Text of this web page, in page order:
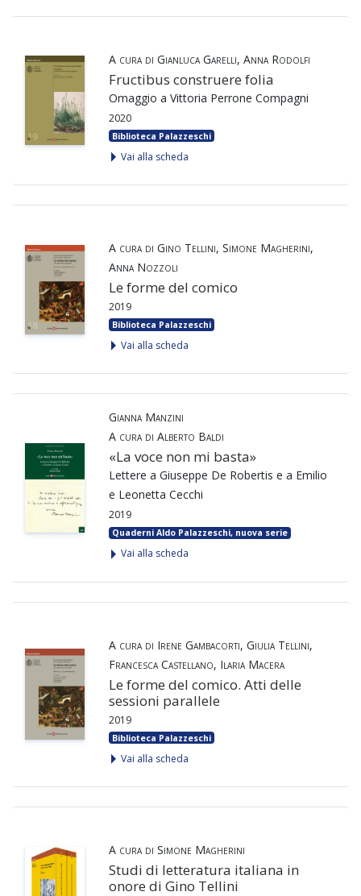
A cura di Gianluca Garelli, Anna Rodolfi
Fructibus construere folia
Omaggio a Vittoria Perrone Compagni
2020
Biblioteca Palazzeschi
Vai alla scheda
A cura di Gino Tellini, Simone Magherini,
Anna Nozzoli
Le forme del comico
2019
Biblioteca Palazzeschi
Vai alla scheda
Gianna Manzini
A cura di Alberto Baldi
«La voce non mi basta»
Lettere a Giuseppe De Robertis e a Emilio
e Leonetta Cecchi
2019
Quaderni Aldo Palazzeschi, nuova serie
Vai alla scheda
A cura di Irene Gambacorti, Giulia Tellini,
Francesca Castellano, Ilaria Macera
Le forme del comico. Atti delle
sessioni parallele
2019
Biblioteca Palazzeschi
Vai alla scheda
A cura di Simone Magherini
Studi di letteratura italiana in
onore di Gino Tellini